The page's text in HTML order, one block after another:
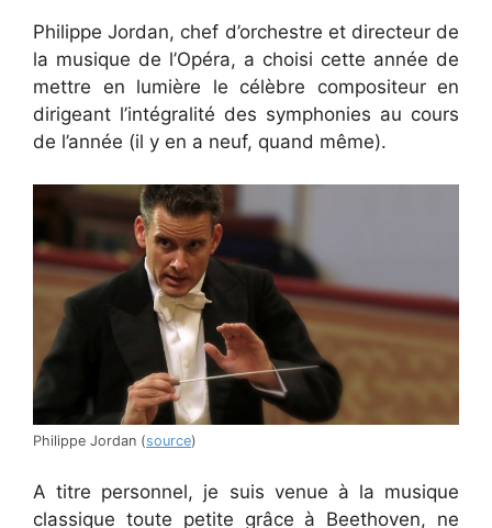
Philippe Jordan, chef d’orchestre et directeur de
la musique de l’Opéra, a choisi cette année de
mettre en lumière le célèbre compositeur en
dirigeant l’intégralité des symphonies au cours
de l’année (il y en a neuf, quand même).
Philippe Jordan (source)
A titre personnel, je suis venue à la musique
classique toute petite grâce à Beethoven, ne